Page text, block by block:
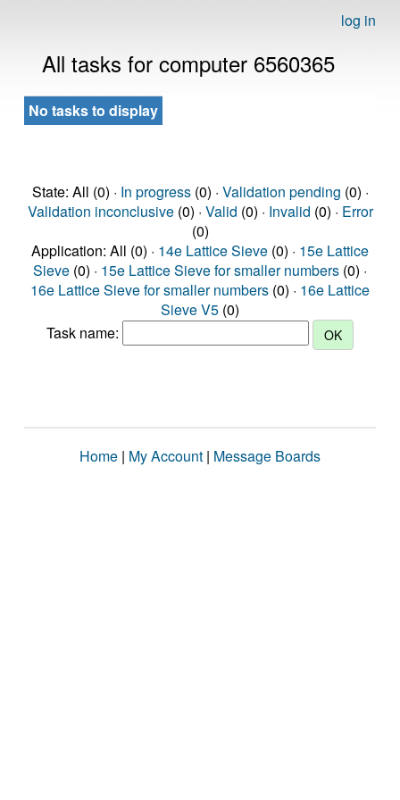
log in
All tasks for computer 6560365
No tasks to display
State: All (0) · In progress(0) · Validation pending (0) ·
Validation inconclusive(0) · Valid (0) · Invalid (0) · Error
(0)
Application: All (0) · 14e Lattice Sieve (0) · 15e Lattice
Sieve (0) · 15e Lattice Sieve for smaller numbers (0) ·
16e Lattice Sieve for smaller numbers (0) · 16e Lattice
Sieve V5 (0)
Task name:
Home | My Account | Message Boards